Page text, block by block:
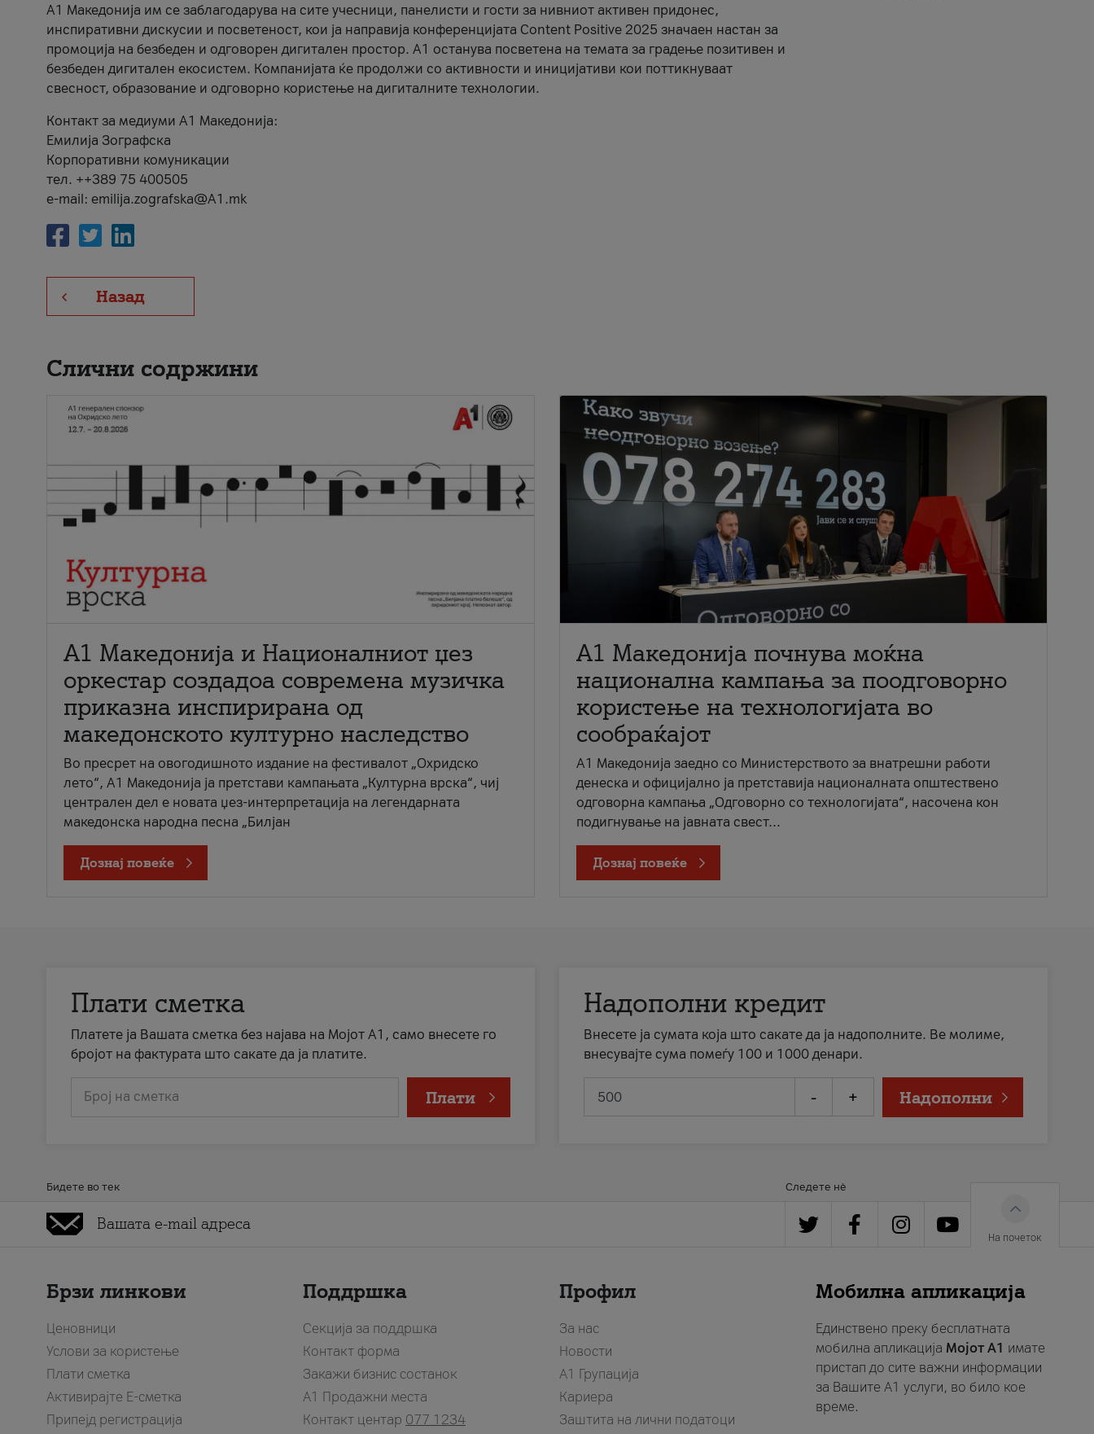
А1 Македонија им се заблагодарува на сите учесници, панелисти и гости за нивниот активен придонес,
инспиративни дискусии и посветеност, кои ја направија конференцијата Content Positive 2025 значаен настан за
промоција на безбеден и одговорен дигитален простор. А1 останува посветена на темата за градење позитивен и
безбеден дигитален екосистем. Компанијата ќе продолжи со активности и иницијативи кои поттикнуваат
свесност, образование и одговорно користење на дигиталните технологии.
Контакт за медиуми А1 Македонија:
Емилија Зографска
Корпоративни комуникации
тел. ++389 75 400505
e-mail: emilija.zografska@A1.mk
Назад
Слични содржини
А1 Македонија и Националниот џез
оркестар создадоа современа музичка
приказна инспирирана од
македонското културно наследство
Во пресрет на овогодишното издание на фестивалот „Охридско
лето“, А1 Македонија ја претстави кампањата „Културна врска“, чиј
централен дел е новата џез-интерпретација на легендарната
македонска народна песна „Билјан
Дознај повеќе
A1 Македонија почнува моќна
национална кампања за поодговорно
користење на технологијата во
сообраќајот
A1 Македонија заедно со Министерството за внатрешни работи
денеска и официјално ја претставија националната општествено
одговорна кампања „Одговорно со технологијата“, насочена кон
подигнување на јавната свест...
Дознај повеќе
Плати сметка
Платете ја Вашата сметка без најава на Мојот А1, само внесете го
бројот на фактурата што сакате да ја платите.
Број на сметка Плати
Надополни кредит
Внесете ја сумата која што сакате да ја надополните. Ве молиме,
внесувајте сума помеѓу 100 и 1000 денари.
- + Надополни
Бидете во тек Следете нè
На почеток
Брзи линкови
Ценовници
Услови за користење
Плати сметка
Активирајте Е-сметка
Припејд регистрација
Поддршка
Секција за поддршка
Контакт форма
Закажи бизнис состанок
A1 Продажни места
Контакт центар 077 1234
Профил
За нас
Новости
А1 Групација
Кариера
Заштита на лични податоци
Мобилна апликација
Единствено преку бесплатната
мобилна апликација Мојот A1 имате
пристап до сите важни информации
за Вашите A1 услуги, во било кое
време.